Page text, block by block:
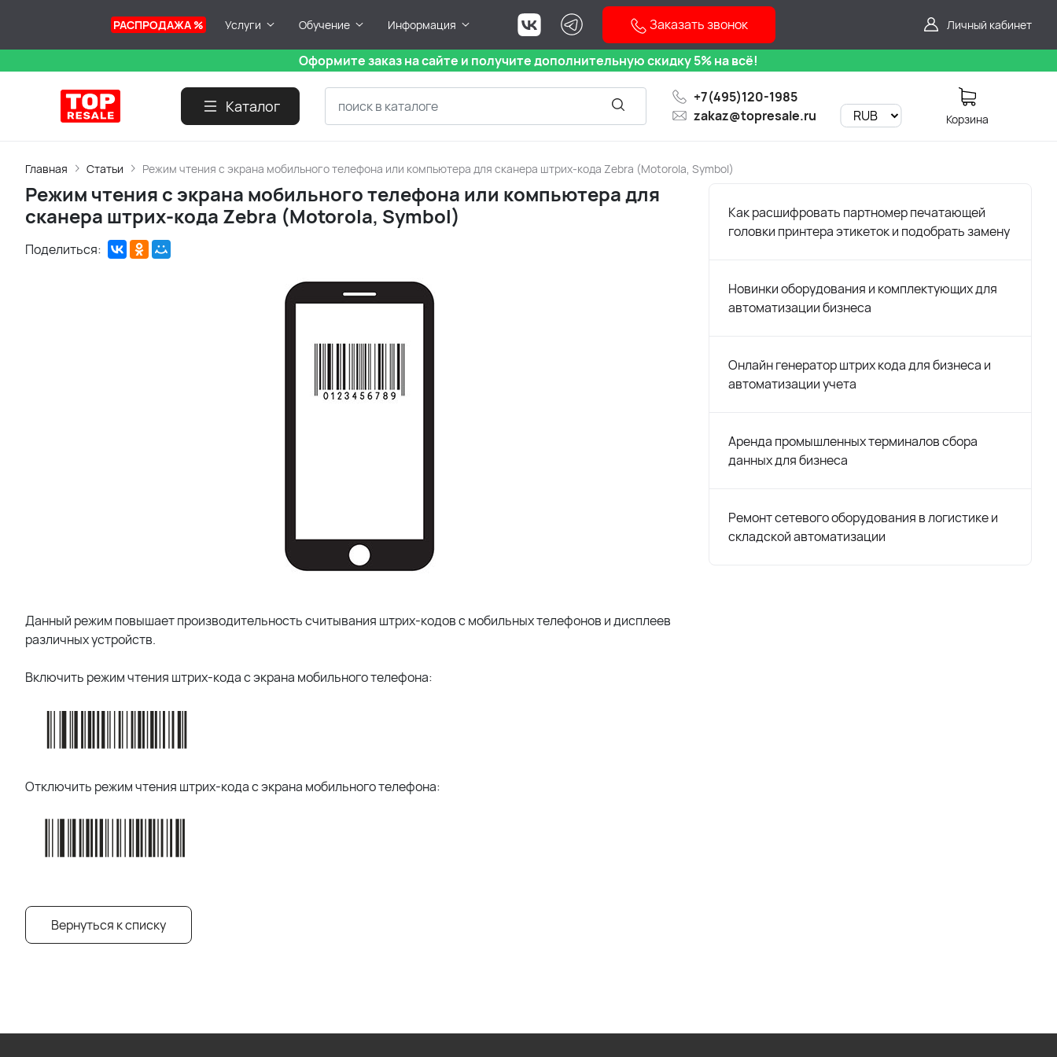
РАСПРОДАЖА % Услуги Обучение Информация Заказать звонок Личный кабинет
Оформите заказ на сайте и получите дополнительную скидку 5% на всё!
Каталог
+7(495)120-1985
zakaz@topresale.ru
Корзина
Главная Статьи Режим чтения с экрана мобильного телефона или компьютера для сканера штрих-кода Zebra (Motorola, Symbol)
Режим чтения с экрана мобильного телефона или компьютера для
сканера штрих-кода Zebra (Motorola, Symbol)
Поделиться:
Данный режим повышает производительность считывания штрих-кодов с мобильных телефонов и дисплеев
различных устройств.
Включить режим чтения штрих-кода с экрана мобильного телефона:
Отключить режим чтения штрих-кода с экрана мобильного телефона:
Вернуться к списку
Как расшифровать партномер печатающей
головки принтера этикеток и подобрать замену
Новинки оборудования и комплектующих для
автоматизации бизнеса
Онлайн генератор штрих кода для бизнеса и
автоматизации учета
Аренда промышленных терминалов сбора
данных для бизнеса
Ремонт сетевого оборудования в логистике и
складской автоматизации